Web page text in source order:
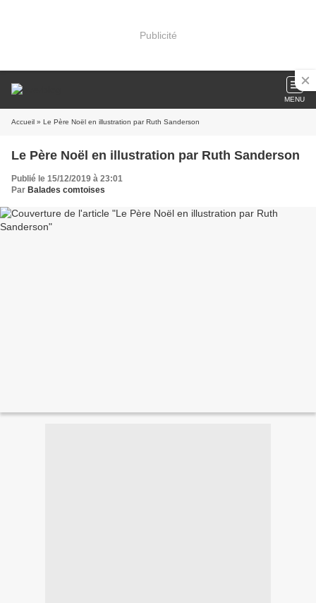
Publicité
MENU
Accueil » Le Père Noël en illustration par Ruth Sanderson
Le Père Noël en illustration par Ruth Sanderson
Publié le 15/12/2019 à 23:01
Par Balades comtoises